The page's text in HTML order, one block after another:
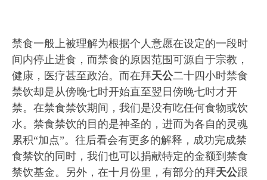
禁食一般上被理解为根据个人意愿在设定的一段时
间内停止进食，而禁食的原因范围可源自于宗教，
健康，医疗甚至政治。而在拜天公二十四小时禁食
禁饮却是从傍晚七时开始直至翌日傍晚七时才开
禁。在禁食禁饮期间，我们是没有吃任何食物或饮
水。禁食禁饮的目的是神圣的，进而为各自的灵魂
累积“加点”。往后看会有更多的解释，成功完成禁
食禁饮的同时，我们也可以捐献特定的金额到禁食
禁饮基金。另外，在十月份里，有部分的拜天公跟